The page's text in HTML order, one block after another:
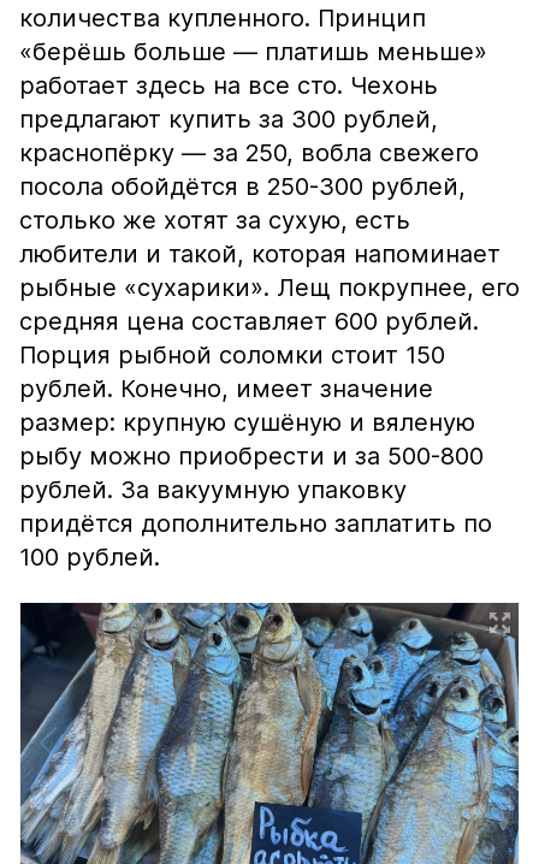
количества купленного. Принцип
«берёшь больше — платишь меньше»
работает здесь на все сто. Чехонь
предлагают купить за 300 рублей,
краснопёрку — за 250, вобла свежего
посола обойдётся в 250-300 рублей,
столько же хотят за сухую, есть
любители и такой, которая напоминает
рыбные «сухарики». Лещ покрупнее, его
средняя цена составляет 600 рублей.
Порция рыбной соломки стоит 150
рублей. Конечно, имеет значение
размер: крупную сушёную и вяленую
рыбу можно приобрести и за 500-800
рублей. За вакуумную упаковку
придётся дополнительно заплатить по
100 рублей.